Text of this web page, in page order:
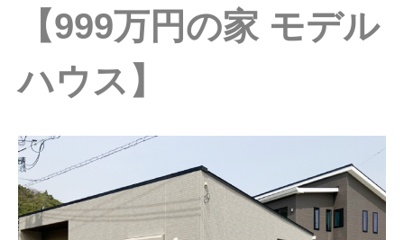
【999万円の家 モデル
ハウス】